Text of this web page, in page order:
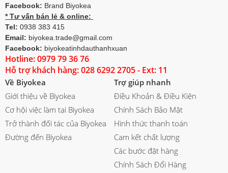
Facebook: Brand Biyokea
* Tư vấn bán lẻ & online:
Tel: 0938 383 415
Email: biyokea.trade@gmail.com
Facebook: biyokeatinhdauthanhxuan
Hotline: 0979 79 36 76
Hỗ trợ khách hàng: 028 6292 2705 - Ext: 11
Về Biyokea
Giới thiệu về Biyokea
Cơ hội việc làm tại Biyokea
Trở thành đối tác của Biyokea
Đường đến Biyokea
Trợ giúp nhanh
Điều Khoản & Điều Kiện
Chính Sách Bảo Mật
Hình thức thanh toán
Cam kết chất lượng
Các bước đặt hàng
Chính Sách Đổi Hàng